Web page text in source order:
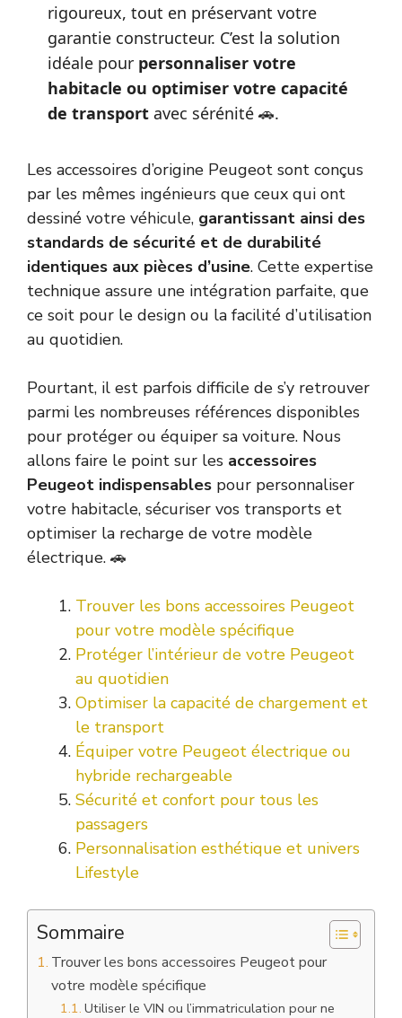
rigoureux, tout en préservant votre
garantie constructeur. C’est la solution
idéale pour personnaliser votre
habitacle ou optimiser votre capacité
de transportavec sérénité 🚗.
Les accessoires d’origine Peugeot sont conçus
par les mêmes ingénieurs que ceux qui ont
dessiné votre véhicule, garantissant ainsi des
standards de sécurité et de durabilité
identiques aux pièces d’usine. Cette expertise
technique assure une intégration parfaite, que
ce soit pour le design ou la facilité d’utilisation
au quotidien.
Pourtant, il est parfois difficile de s’y retrouver
parmi les nombreuses références disponibles
pour protéger ou équiper sa voiture. Nous
allons faire le point sur les accessoires
Peugeot indispensables pour personnaliser
votre habitacle, sécuriser vos transports et
optimiser la recharge de votre modèle
électrique. 🚗
Trouver les bons accessoires Peugeot
pour votre modèle spécifique
Protéger l’intérieur de votre Peugeot
au quotidien
Optimiser la capacité de chargement et
le transport
Équiper votre Peugeot électrique ou
hybride rechargeable
Sécurité et confort pour tous les
passagers
Personnalisation esthétique et univers
Lifestyle
Sommaire
Trouver les bons accessoires Peugeot pour
votre modèle spécifique
Utiliser le VIN ou l’immatriculation pour ne